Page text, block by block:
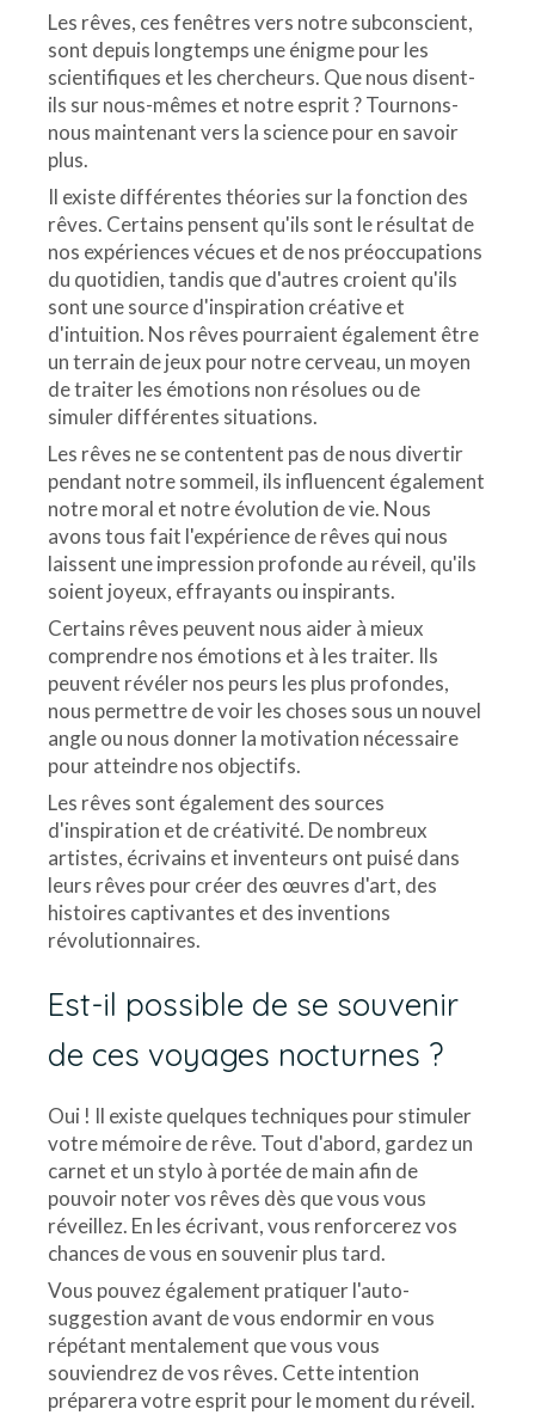
Les rêves, ces fenêtres vers notre subconscient,
sont depuis longtemps une énigme pour les
scientifiques et les chercheurs. Que nous disent-
ils sur nous-mêmes et notre esprit ? Tournons-
nous maintenant vers la science pour en savoir
plus.
Il existe différentes théories sur la fonction des
rêves. Certains pensent qu'ils sont le résultat de
nos expériences vécues et de nos préoccupations
du quotidien, tandis que d'autres croient qu'ils
sont une source d'inspiration créative et
d'intuition. Nos rêves pourraient également être
un terrain de jeux pour notre cerveau, un moyen
de traiter les émotions non résolues ou de
simuler différentes situations.
Les rêves ne se contentent pas de nous divertir
pendant notre sommeil, ils influencent également
notre moral et notre évolution de vie. Nous
avons tous fait l'expérience de rêves qui nous
laissent une impression profonde au réveil, qu'ils
soient joyeux, effrayants ou inspirants.
Certains rêves peuvent nous aider à mieux
comprendre nos émotions et à les traiter. Ils
peuvent révéler nos peurs les plus profondes,
nous permettre de voir les choses sous un nouvel
angle ou nous donner la motivation nécessaire
pour atteindre nos objectifs.
Les rêves sont également des sources
d'inspiration et de créativité. De nombreux
artistes, écrivains et inventeurs ont puisé dans
leurs rêves pour créer des œuvres d'art, des
histoires captivantes et des inventions
révolutionnaires.
Est-il possible de se souvenir
de ces voyages nocturnes ?
Oui ! Il existe quelques techniques pour stimuler
votre mémoire de rêve. Tout d'abord, gardez un
carnet et un stylo à portée de main afin de
pouvoir noter vos rêves dès que vous vous
réveillez. En les écrivant, vous renforcerez vos
chances de vous en souvenir plus tard.
Vous pouvez également pratiquer l'auto-
suggestion avant de vous endormir en vous
répétant mentalement que vous vous
souviendrez de vos rêves. Cette intention
préparera votre esprit pour le moment du réveil.